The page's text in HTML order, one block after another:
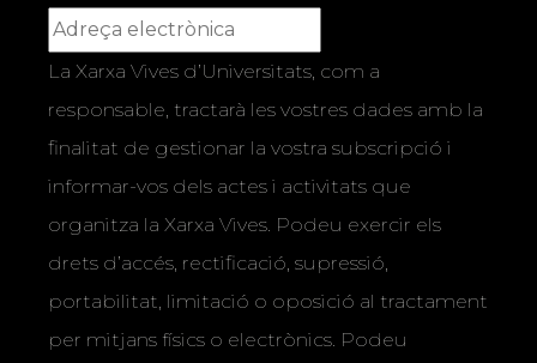
La Xarxa Vives d’Universitats, com a
responsable, tractarà les vostres dades amb la
finalitat de gestionar la vostra subscripció i
informar-vos dels actes i activitats que
organitza la Xarxa Vives. Podeu exercir els
drets d’accés, rectificació, supressió,
portabilitat, limitació o oposició al tractament
per mitjans físics o electrònics. Podeu